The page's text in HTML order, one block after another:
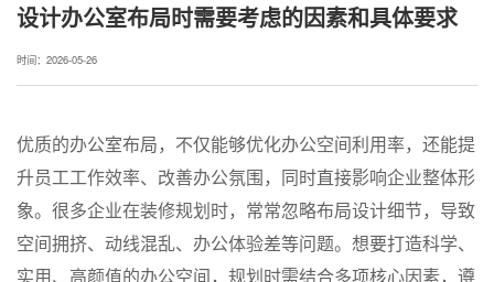
设计办公室布局时需要考虑的因素和具体要求
时间：2026-05-26
优质的办公室布局，不仅能够优化办公空间利用率，还能提
升员工工作效率、改善办公氛围，同时直接影响企业整体形
象。很多企业在装修规划时，常常忽略布局设计细节，导致
空间拥挤、动线混乱、办公体验差等问题。想要打造科学、
实用、高颜值的办公空间，规划时需结合多项核心因素，遵